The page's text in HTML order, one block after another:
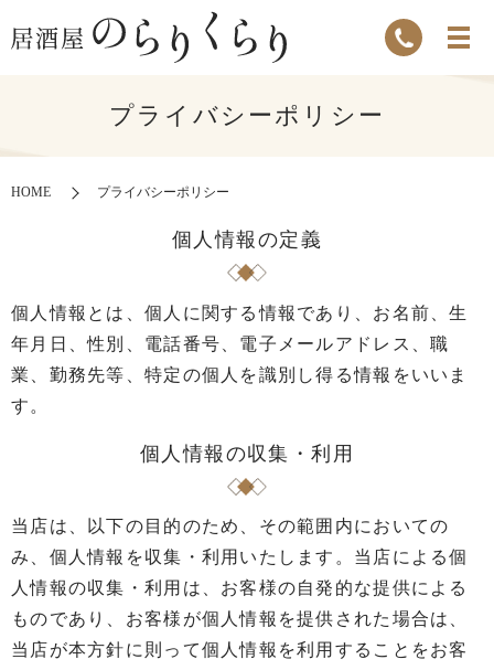
プライバシーポリシー
HOME プライバシーポリシー
個人情報の定義
個人情報とは、個人に関する情報であり、お名前、生
年月日、性別、電話番号、電子メールアドレス、職
業、勤務先等、特定の個人を識別し得る情報をいいま
す。
個人情報の収集・利用
当店は、以下の目的のため、その範囲内においての
み、個人情報を収集・利用いたします。当店による個
人情報の収集・利用は、お客様の自発的な提供による
ものであり、お客様が個人情報を提供された場合は、
当店が本方針に則って個人情報を利用することをお客